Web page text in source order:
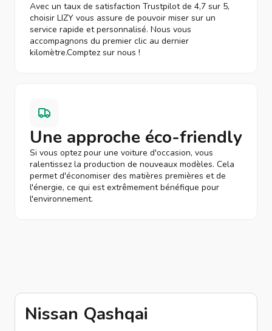
Avec un taux de satisfaction Trustpilot de 4,7 sur 5,
choisir LIZY vous assure de pouvoir miser sur un
service rapide et personnalisé. Nous vous
accompagnons du premier clic au dernier
kilomètre.Comptez sur nous !
Une approche éco-friendly
Si vous optez pour une voiture d'occasion, vous
ralentissez la production de nouveaux modèles. Cela
permet d'économiser des matières premières et de
l'énergie, ce qui est extrêmement bénéfique pour
l'environnement.
Nissan Qashqai